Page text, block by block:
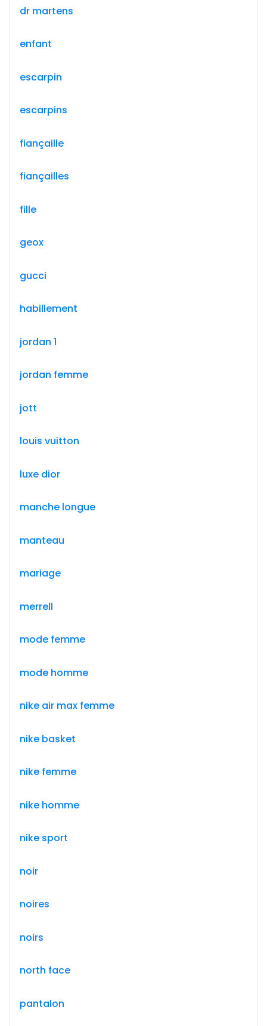
dr martens
enfant
escarpin
escarpins
fiançaille
fiançailles
fille
geox
gucci
habillement
jordan 1
jordan femme
jott
louis vuitton
luxe dior
manche longue
manteau
mariage
merrell
mode femme
mode homme
nike air max femme
nike basket
nike femme
nike homme
nike sport
noir
noires
noirs
north face
pantalon